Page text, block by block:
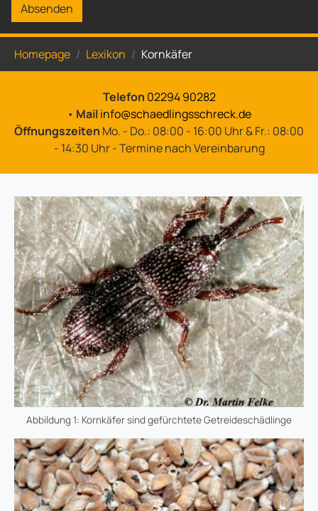
Absenden
Homepage Lexikon Kornkäfer
Telefon 02294 90282
• Mailinfo@schaedlingsschreck.de
Öffnungszeiten Mo. - Do.: 08:00 - 16:00 Uhr & Fr.: 08:00
- 14:30 Uhr - Termine nach Vereinbarung
Abbildung 1: Kornkäfer sind gefürchtete Getreideschädlinge